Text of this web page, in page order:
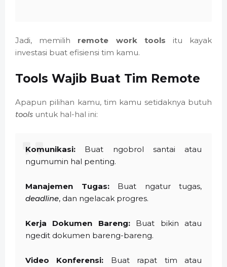
Jadi, memilih remote work tools itu kayak
investasi buat efisiensi tim kamu.
Tools Wajib Buat Tim Remote
Apapun pilihan kamu, tim kamu setidaknya butuh
tools untuk hal-hal ini:
Komunikasi: Buat ngobrol santai atau
ngumumin hal penting.
Manajemen Tugas:Buat ngatur tugas,
deadline, dan ngelacak progres.
Kerja Dokumen Bareng:Buat bikin atau
ngedit dokumen bareng-bareng.
Video Konferensi: Buat rapat tim atau